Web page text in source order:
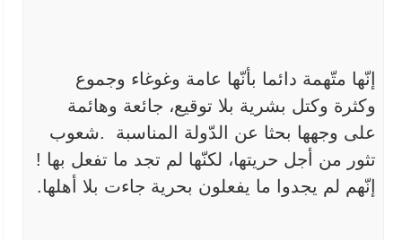
إنّها متّهمة دائما بأنّها عامة وغوغاء وجموع
وكثرة وكتل بشرية بلا توقيع، جائعة وهائمة
على وجهها بحثا عن الدّولة المناسبة
.شعوب
تثور من أجل حريتها، لكنّها لم تجد ما تفعل بها !
إنّهم لم يجدوا ما يفعلون بحرية جاءت بلا أهلها.